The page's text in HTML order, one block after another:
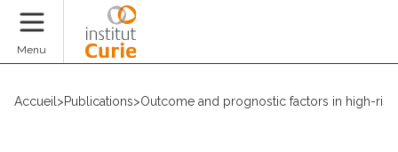
Menu
Accueil >Publications>Outcome and prognostic factors in high-